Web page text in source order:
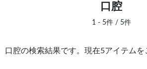
口腔
1 - 5件 / 5件
口腔の検索結果です。現在5アイテムを